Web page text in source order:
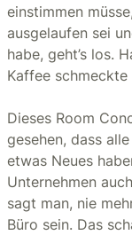
einstimmen
ausgelaufen sei
habe, geht’s los.
Kaffee schmeckte
Dieses Room
gesehen, dass
etwas Neues
Unternehmen
sagt man, nie
Büro sein. Das